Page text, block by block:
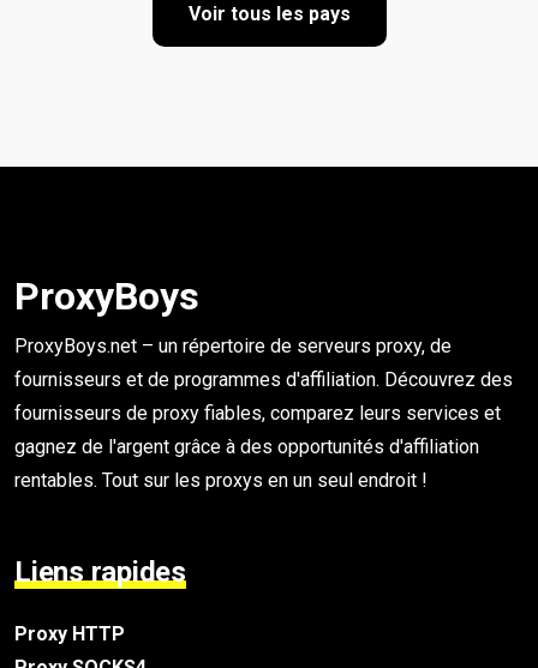
Voir tous les pays
ProxyBoys
ProxyBoys.net – un répertoire de serveurs proxy, de
fournisseurs et de programmes d'affiliation. Découvrez des
fournisseurs de proxy fiables, comparez leurs services et
gagnez de l'argent grâce à des opportunités d'affiliation
rentables. Tout sur les proxys en un seul endroit !
Liens rapides
Proxy HTTP